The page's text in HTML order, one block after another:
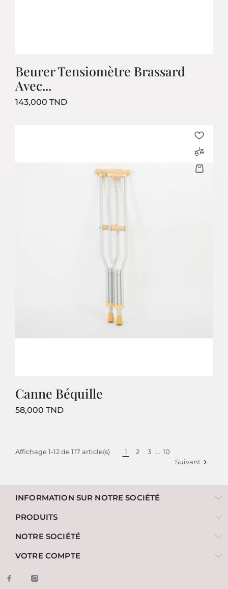
Beurer Tensiomètre Brassard
Avec...
143,000 TNDPrix
Canne Béquille
58,000 TNDPrix
Affichage 1-12 de 117 article(s) 1 2 3 … 10
Suivant 
INFORMATION SUR NOTRE SOCIÉTÉ
PRODUITS
NOTRE SOCIÉTÉ
VOTRE COMPTE